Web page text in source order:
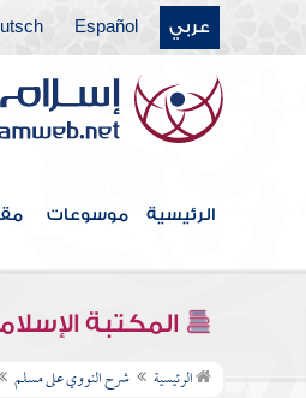
عربي Español
الرئيسية موسوعات
المكتبة
الرئيسية شرح النووي على مسلم
كتاب اللباس والزينة
كتاب الآداب
كتاب السلام
كتاب الألفاظ من الأدب
كتاب الشعر
كتاب الرؤيا
كتاب الفضائل